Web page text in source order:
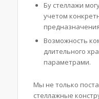
Бу стеллажи
учетом
Возможность
длительного
параметрами.
Мы не только
стеллажные